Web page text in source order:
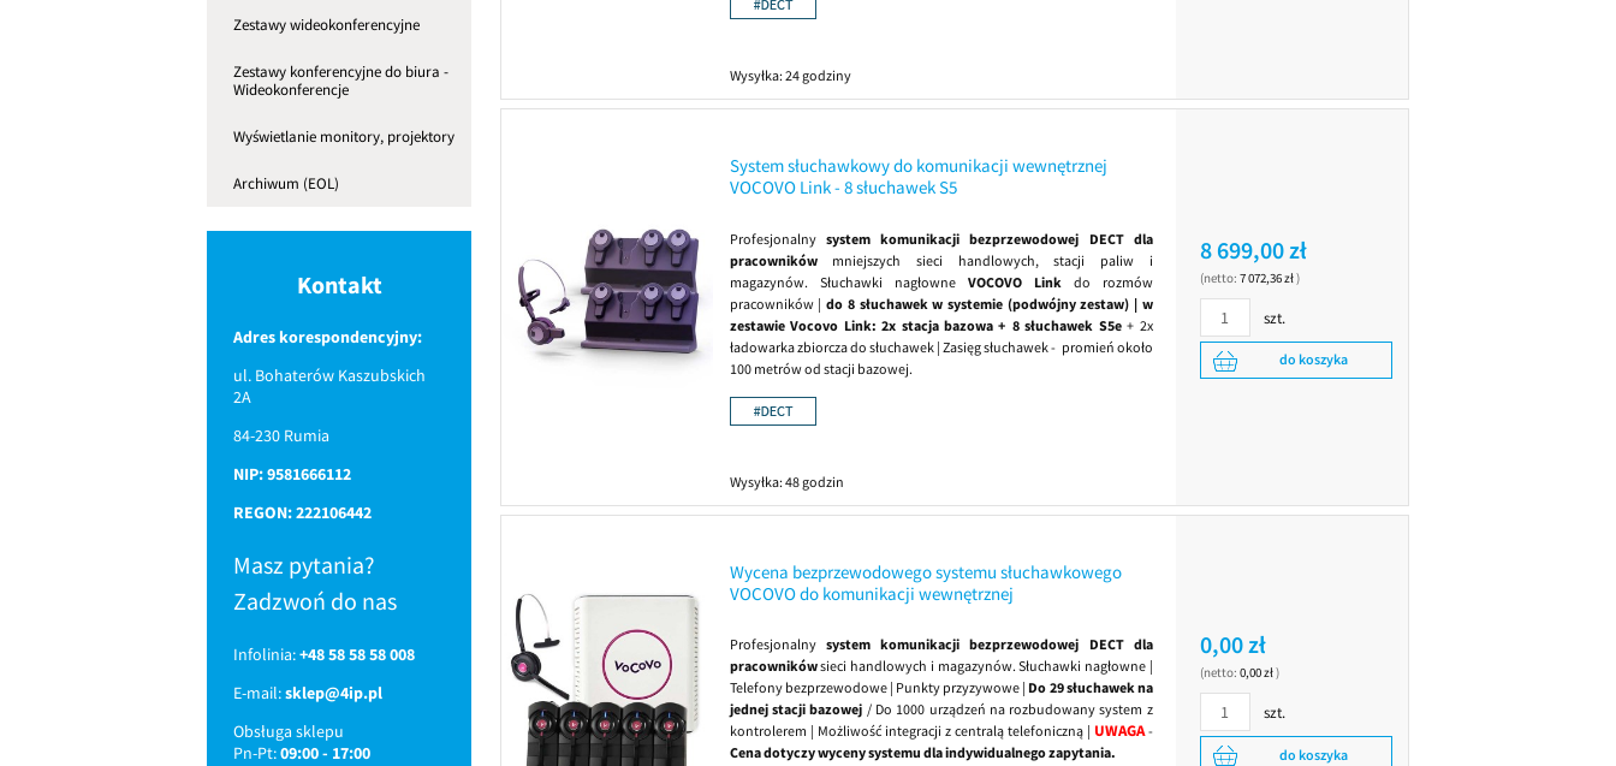
Zestawy wideokonferencyjne
Zestawy konferencyjne do biura -
Wideokonferencje
Wyświetlanie monitory, projektory
Archiwum (EOL)
Kontakt
Adres korespondencyjny:
ul. Bohaterów Kaszubskich
2A
84-230 Rumia
NIP: 9581666112
REGON: 222106442
Masz pytania?
Zadzwoń do nas
Infolinia:+48 58 58 58 008
E-mail:sklep@4ip.pl
Obsługa sklepu
Pn-Pt:09:00 - 17:00
Wysyłka:24 godziny
System słuchawkowy do komunikacji wewnętrznej
VOCOVO Link - 8 słuchawek S5
Profesjonalny system komunikacji bezprzewodowej DECT dla
pracownikówmniejszych sieci handlowych, stacji paliw i
magazynów. Słuchawki nagłowne VOCOVO Link do rozmów
pracowników |do 8 słuchawek w systemie (podwójny zestaw) | w
zestawie Vocovo Link: 2x stacja bazowa + 8 słuchawek S5e+ 2x
ładowarka zbiorcza do słuchawek | Zasięg słuchawek - promień około
100 metrów od stacji bazowej.
Wysyłka:48 godzin
8 699,00 zł
(netto: 7 072,36 zł)
szt.
do koszyka
Wycena bezprzewodowego systemu słuchawkowego
VOCOVO do komunikacji wewnętrznej
Profesjonalny system komunikacji bezprzewodowej DECT dla
pracownikówsieci handlowych i magazynów. Słuchawki nagłowne |
Telefony bezprzewodowe | Punkty przyzywowe | Do 29 słuchawek na
jednej stacji bazowej / Do 1000 urządzeń na rozbudowany system z
kontrolerem | Możliwość integracji z centralą telefoniczną | UWAGA-
Cena dotyczy wyceny systemu dla indywidualnego zapytania.
0,00 zł
(netto: 0,00 zł)
szt.
do koszyka